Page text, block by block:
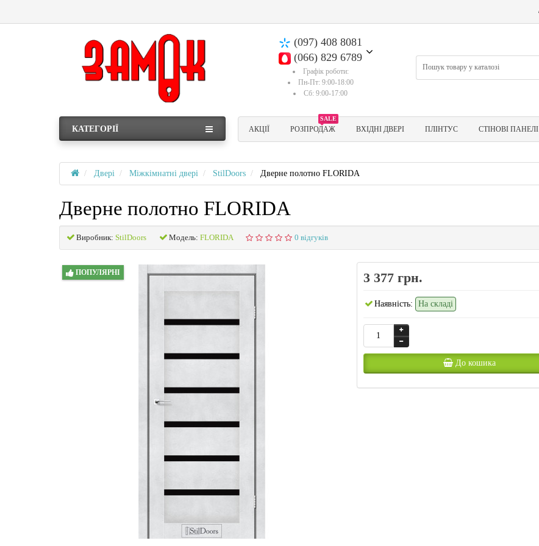
(097) 408 8081
(066) 829 6789
Графік роботи:
Пн-Пт: 9:00-18:00
Сб: 9:00-17:00
КАТЕГОРІЇ АКЦІЇ
SALE
РОЗПРОДАЖ ВХІДНІ ДВЕРІ ПЛІНТУС СТІНОВІ ПАНЕЛІ
Двері Міжкімнатні двері StilDoors Дверне полотно FLORIDA
Дверне полотно FLORIDA
Виробник: StilDoors Модель: FLORIDA 0 відгуків
ПОПУЛЯРНІ 3 377 грн.
Наявність: На складі
До кошика